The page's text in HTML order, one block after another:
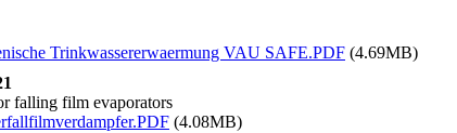
Trinkwassererwaermung VAU SAFE.PDF (4.69MB)
falling film evaporators
(4.08MB)